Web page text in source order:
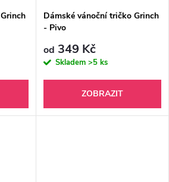
Dámské vánoční tričko Grinch
- Pivo
od 349 Kč
Skladem >5 ks
ZOBRAZIT